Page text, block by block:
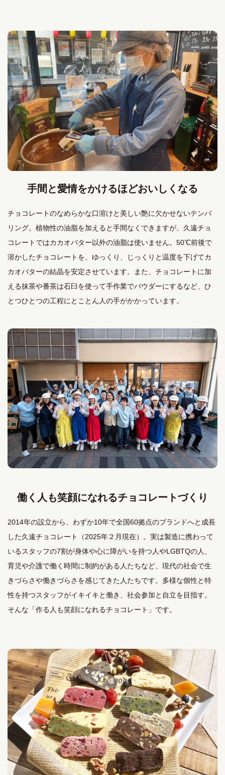
手間と愛情をかけるほどおいしくなる
チョコレートのなめらかな口溶けと美しい艶に欠かせないテンパ
リング。植物性の油脂を加えると手間なくできますが、久遠チョ
コレートではカカオバター以外の油脂は使いません。50℃前後で
溶かしたチョコレートを、ゆっくり、じっくりと温度を下げてカ
カオバターの結晶を安定させています。また、チョコレートに加
える抹茶や番茶は石臼を使って手作業でパウダーにするなど、ひ
とつひとつの工程にとことん人の手がかかっています。
働く人も笑顔になれるチョコレートづくり
2014年の設立から、わずか10年で全国60拠点のブランドへと成長
した久遠チョコレート（2025年２月現在）。実は製造に携わって
いるスタッフの7割が身体や心に障がいを持つ人やLGBTQの人、
育児や介護で働く時間に制約がある人たちなど、現代の社会で生
きづらさや働きづらさを感じてきた人たちです。多様な個性と特
性を持つスタッフがイキイキと働き、社会参加と自立を目指す。
そんな「作る人も笑顔になれるチョコレート」です。